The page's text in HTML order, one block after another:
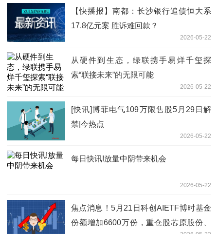
【快播报】南都：长沙银行追债恒大系
17.8亿元案 胜诉难回款？
2026-05-22
从硬件到生态，绿联携手易烊千玺探
索“联接未来”的无限可能
2026-05-22
[快讯]博菲电气109万限售股5月29日解
禁|今热点
2026-05-22
每日快讯!放量中阴带来机会
2026-05-22
焦点消息！5月21日科创AIETF博时基金
份额增加6600万份，重仓股芯原股份、